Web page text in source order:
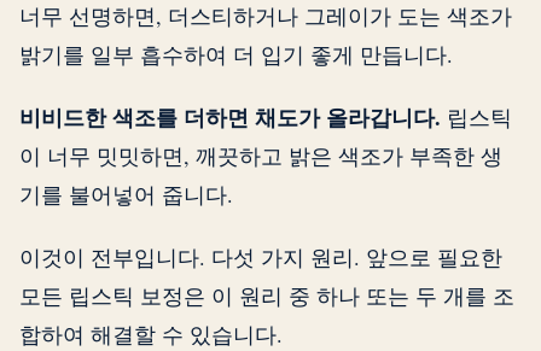
너무 선명하면, 더스티하거나 그레이가 도는 색조가
밝기를 일부 흡수하여 더 입기 좋게 만듭니다.
비비드한 색조를 더하면 채도가 올라갑니다. 립스틱
이 너무 밋밋하면, 깨끗하고 밝은 색조가 부족한 생
기를 불어넣어 줍니다.
이것이 전부입니다. 다섯 가지 원리. 앞으로 필요한
모든 립스틱 보정은 이 원리 중 하나 또는 두 개를 조
합하여 해결할 수 있습니다.